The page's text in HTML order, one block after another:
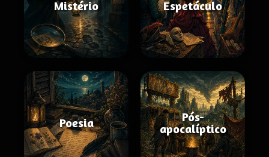
Mistério Espetáculo
Poesia
Pós-
apocalíptico